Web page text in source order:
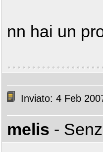
nn hai un
Inviato: 4 Feb
melis -